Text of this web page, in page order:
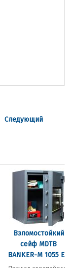
Следующий
Взломостойкий
сейф MDTB
BANKER-M 1055 EK